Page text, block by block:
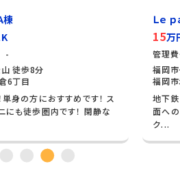
棟
-
徒歩8分
6丁目
身の方におすすめです！ ス
にも徒歩圏内です！ 閑静な
Ｌｅ
15
管理
福岡
福岡
地下
面へ
ク...